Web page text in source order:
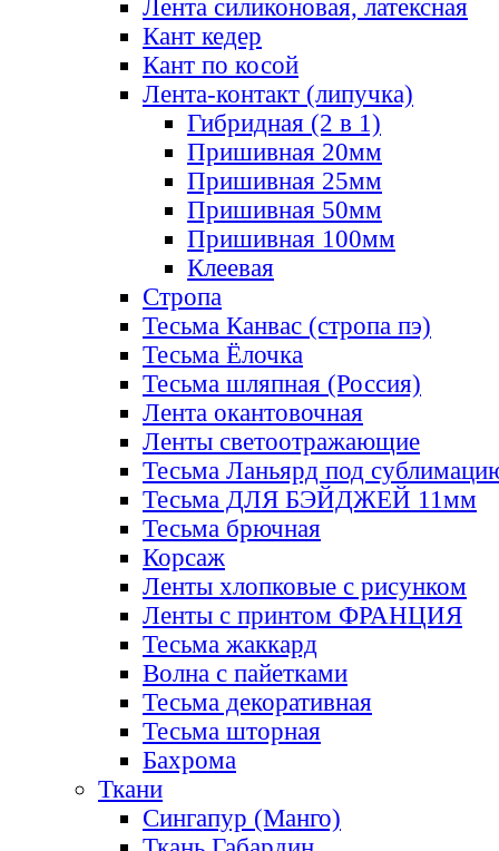
Лента силиконовая, латексная
Кант кедер
Кант по косой
Лента-контакт (липучка)
Гибридная (2 в 1)
Пришивная 20мм
Пришивная 25мм
Пришивная 50мм
Пришивная 100мм
Клеевая
Стропа
Тесьма Канвас (стропа пэ)
Тесьма Ёлочка
Тесьма шляпная (Россия)
Лента окантовочная
Ленты светоотражающие
Тесьма Ланьярд под
Тесьма ДЛЯ БЭЙДЖЕЙ 11мм
Тесьма брючная
Корсаж
Ленты хлопковые с рисунком
Ленты с принтом ФРАНЦИЯ
Тесьма жаккард
Волна с пайетками
Тесьма декоративная
Тесьма шторная
Бахрома
Ткани
Сингапур (Манго)